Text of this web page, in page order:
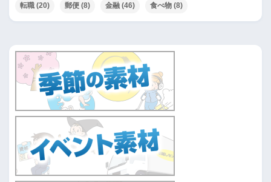
転職 (20) 郵便 (8) 金融 (46) 食べ物 (8)